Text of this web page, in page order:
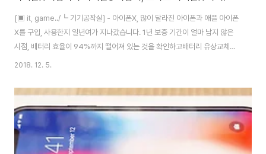
[▣ it, game../┗ 기기공작실] - 아이폰X, 많이 달라진 아이폰과 애플 아이폰
X를 구입, 사용한지 일년여가 지나갔습니다. 1년 보증 기간이 얼마 남지 않은
시점, 배터리 효율이 94%까지 떨어져 있는 것을 확인하고배터리 유상교체를
위해 서비스센터에 다녀왔죠. (1년 내에 신청하면 가격이 저렴합니다.) 결론적
드폰을 진단센터에 입고시키고 임시폰을 대여받아 쓰는 상황에 이르게 되죠.
그렇게 아이폰8을 만나게 됩니다. (그나마 운이 좋았습니다. 얼마전까지는 임
대폰이 아이폰6였다고.. ㄷㄷㄷ) 받은 김에 아이폰7과 비교를 해봤습니다. 좌
측이 아이폰7, 우측이 아이폰8입니다. 강화유리 붙인거 빼곤 차이가 거의 없어
보일 정도. 뒷..
2018. 12. 5.